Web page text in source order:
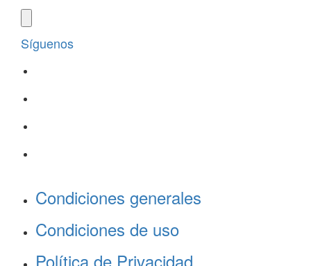
Síguenos
Condiciones generales
Condiciones de uso
Política de Privacidad